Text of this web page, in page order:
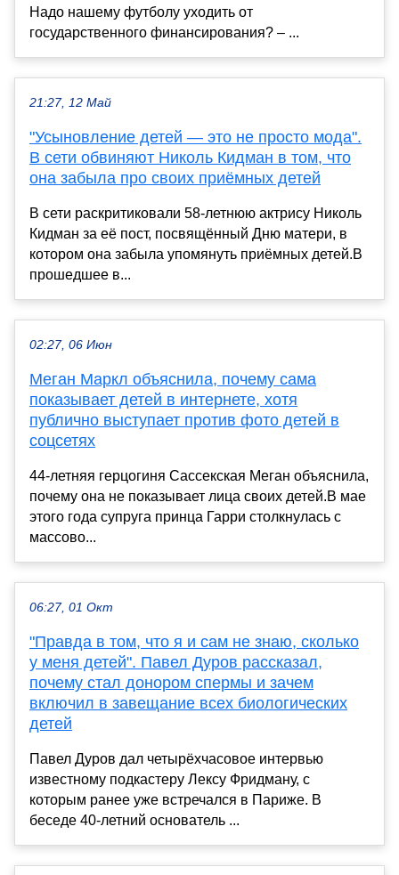
Надо нашему футболу уходить от
государственного финансирования? – ...
21:27, 12 Май
"Усыновление детей — это не просто мода".
В сети обвиняют Николь Кидман в том, что
она забыла про своих приёмных детей
В сети раскритиковали 58-летнюю актрису Николь
Кидман за её пост, посвящённый Дню матери, в
котором она забыла упомянуть приёмных детей.В
прошедшее в...
02:27, 06 Июн
Меган Маркл объяснила, почему сама
показывает детей в интернете, хотя
публично выступает против фото детей в
соцсетях
44-летняя герцогиня Сассекская Меган объяснила,
почему она не показывает лица своих детей.В мае
этого года супруга принца Гарри столкнулась с
массово...
06:27, 01 Окт
"Правда в том, что я и сам не знаю, сколько
у меня детей". Павел Дуров рассказал,
почему стал донором спермы и зачем
включил в завещание всех биологических
детей
Павел Дуров дал четырёхчасовое интервью
известному подкастеру Лексу Фридману, с
которым ранее уже встречался в Париже. В
беседе 40-летний основатель ...